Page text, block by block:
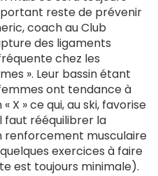
reste de prévenir
coach au Club
des ligaments
chez les
». Leur bassin étant
ont tendance à
X » ce qui, au ski, favorise
faut rééquilibrer la
renforcement musculaire
exercices à faire
est toujours minimale).